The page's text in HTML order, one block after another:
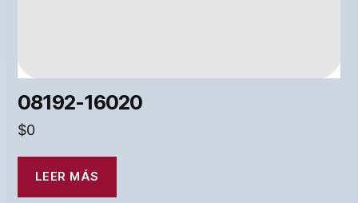
08192-16020
$0
LEER MÁS